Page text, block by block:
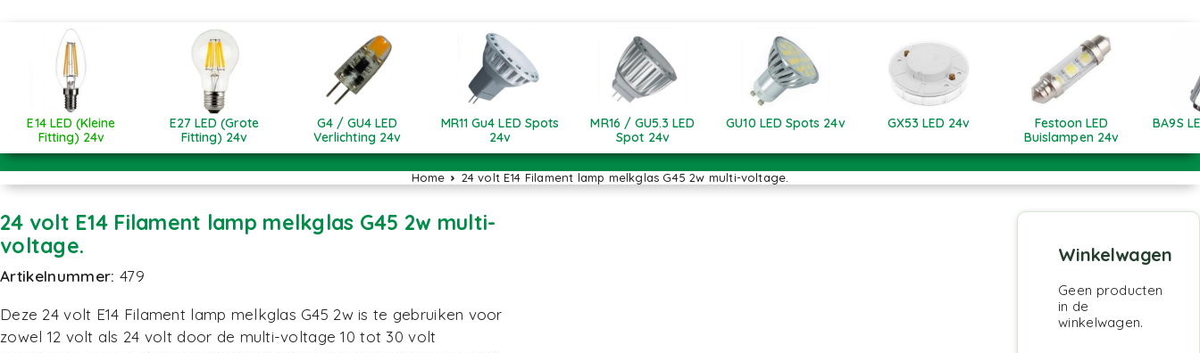
E14 LED (Kleine
Fitting) 24v
E27 LED (Grote
Fitting) 24v
G4 / GU4 LED
Verlichting 24v
MR11 Gu4 LED Spots
24v
MR16 / GU5.3 LED
Spot 24v
GU10 LED Spots 24v GX53 LED 24v
Festoon LED
Buislampen 24v
BA9S
Home 24 volt E14 Filament lamp melkglas G45 2w multi-voltage.
24 volt E14 Filament lamp melkglas G45 2w multi-
voltage.
Artikelnummer:479
Deze 24 volt E14 Filament lamp melkglas G45 2w is te gebruiken voor
zowel 12 volt als 24 volt door de multi-voltage 10 tot 30 volt
Winkelwagen
Geen producten
in de
winkelwagen.